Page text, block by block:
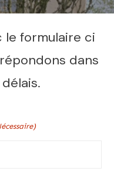
formulaire ci
dans